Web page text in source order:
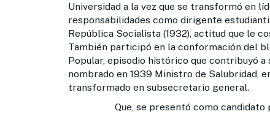
Universidad a la vez que se transformó en
responsabilidades como dirigente
República Socialista (1932), actitud que le
También participó en la conformación del
Popular, episodio histórico que contribuyó a
nombrado en 1939 Ministro de Salubridad,
transformado en subsecretario general.
Que, se presentó como candidato